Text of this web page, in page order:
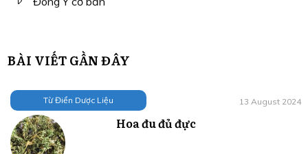
BÀI VIẾT GẦN ĐÂY
Từ Điển Dược Liệu 13 August 2024
Hoa đu đủ đực